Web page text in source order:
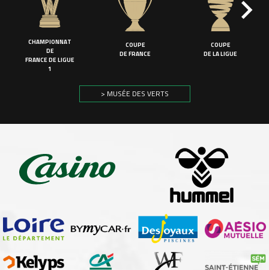
CHAMPIONNAT
DE
FRANCE DE LIGUE
1
COUPE
DE FRANCE
COUPE
DE LA LIGUE
> MUSÉE DES VERTS